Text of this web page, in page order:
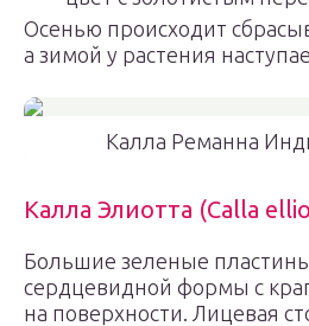
Осенью происходит
а зимой у растения
Калла Реманна
Калла Элиотта (Calla
Большие зеленые
сердцевидной формы с
на поверхности. Лицевая